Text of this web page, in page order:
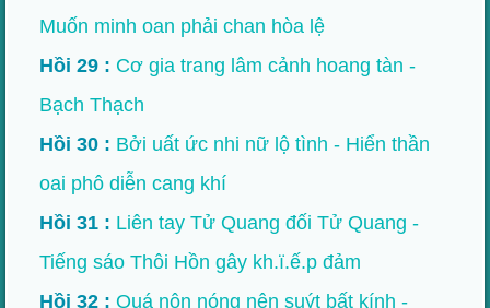
Muốn minh oan phải chan hòa lệ
Hồi 29 : Cơ gia trang lâm cảnh hoang tàn -
Bạch Thạch
Hồi 30 : Bởi uất ức nhi nữ lộ tình - Hiển thần
oai phô diễn cang khí
Hồi 31 : Liên tay Tử Quang đối Tử Quang -
Tiếng sáo Thôi Hồn gây kh.ï.ế.p đảm
Hồi 32 : Quá nôn nóng nên suýt bất kính -